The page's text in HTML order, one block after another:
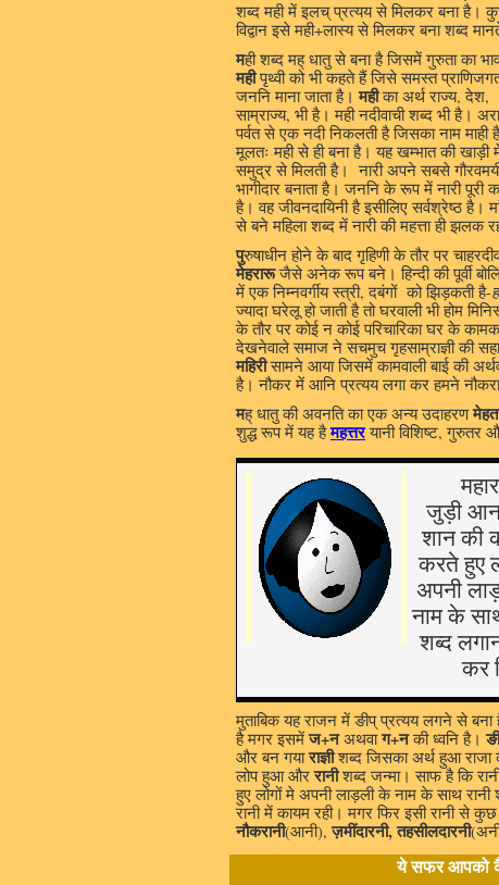
शब्द मही में इलच् प्रत्यय से मिलकर बना है।
विद्वान इसे मही+लास्य से मिलकर बना शब्द
मही शब्द मह् धातु से बना है जिसमें गुरुता का
महीपृथ्वी को भी कहते हैं जिसे समस्त
जननि माना जाता है।महीका अर्थ राज्य, देश,
साम्राज्य, भी है। मही नदीवाची शब्द भी है।
पर्वत से एक नदी निकलती है जिसका नाम माही
मूलतः मही से ही बना है। यह खम्भात की खाड़ी
समुद्र से मिलती है। नारी अपने सबसे
भागीदार बनाता है। जननि के रूप में नारी
है। वह जीवनदायिनी है इसीलिए सर्वश्रेष्ठ है।
से बने महिला शब्द में नारी की महत्ता ही झलक
पुरुषाधीन होने के बाद गृहिणी के तौर पर
मेहरारूजैसे अनेक रूप बने। हिन्दी की पूर्वी
में एक निम्नवर्गीय स्त्री, दबंगों को झिड़कती है-
ज्यादा घरेलू हो जाती है तो घरवाली भी होम
के तौर पर कोई न कोई परिचारिका घर के
देखनेवाले समाज ने सचमुच गृहसाम्राज्ञी की
महिरीसामने आया जिसमें कामवाली बाई की
है। नौकर में आनि प्रत्यय लगा कर हमने
मह् धातु की अवनति का एक अन्य उदाहरण
शुद्ध रूप में यह हैमहत्तरयानी विशिष्ट, गुरुतर
जुड़ी
शान की
करते हुए
अपनी
नाम के
शब्द
कर
मुताबिक यह राजन में ङीप् प्रत्यय लगने से
है मगर इसमेंज+नअथवाग+नकी ध्वनि है।
और बन गयाराज्ञीशब्द जिसका अर्थ हुआ राजा
लोप हुआ औररानीशब्द जन्मा। साफ है कि
हुए लोगों मे अपनी लाड़ली के नाम के साथ रानी
रानी में कायम रही। मगर फिर इसी रानी से कुछ
नौकरानी(आनी),ज़मींदारनी, तहसीलदारनी
ये सफर आपको